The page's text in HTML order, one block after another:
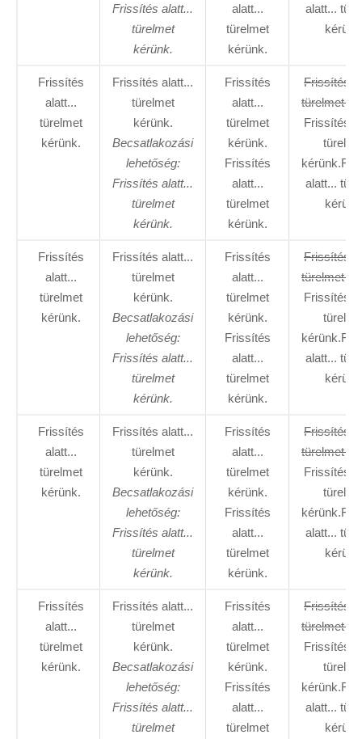
Frissítés alatt...
türelmet
kérünk.
alatt...
türelmet
kérünk.
alatt...
Frissítés
alatt...
türelmet
kérünk.
Frissítés alatt...
türelmet
kérünk.
Becsatlakozási
lehetőség:
Frissítés alatt...
türelmet
kérünk.
Frissítés
alatt...
türelmet
kérünk.
Frissítés
alatt...
türelmet
kérünk.
Frissítés
türelmet
Frissítés
alatt...
Frissítés
alatt...
türelmet
kérünk.
Frissítés alatt...
türelmet
kérünk.
Becsatlakozási
lehetőség:
Frissítés alatt...
türelmet
kérünk.
Frissítés
alatt...
türelmet
kérünk.
Frissítés
alatt...
türelmet
kérünk.
Frissítés
türelmet
Frissítés
alatt...
Frissítés
alatt...
türelmet
kérünk.
Frissítés alatt...
türelmet
kérünk.
Becsatlakozási
lehetőség:
Frissítés alatt...
türelmet
kérünk.
Frissítés
alatt...
türelmet
kérünk.
Frissítés
alatt...
türelmet
kérünk.
Frissítés
türelmet
Frissítés
alatt...
Frissítés
alatt...
türelmet
kérünk.
Frissítés alatt...
türelmet
kérünk.
Becsatlakozási
lehetőség:
Frissítés alatt...
türelmet
Frissítés
alatt...
türelmet
kérünk.
Frissítés
alatt...
türelmet
Frissítés
türelmet
Frissítés
alatt...